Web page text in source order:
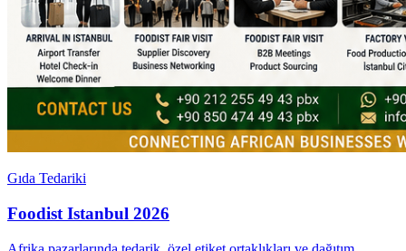
Gıda Tedariki
Foodist Istanbul 2026